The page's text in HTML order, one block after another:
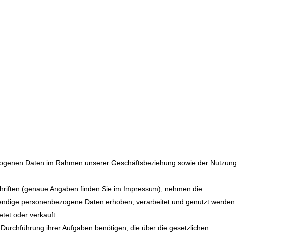
Daten im Rahmen unserer Geschäftsbeziehung sowie der Nutzung
(genaue Angaben finden Sie im Impressum), nehmen die
personenbezogene Daten erhoben, verarbeitet und genutzt werden.
oder verkauft.
ihrer Aufgaben benötigen, die über die gesetzlichen